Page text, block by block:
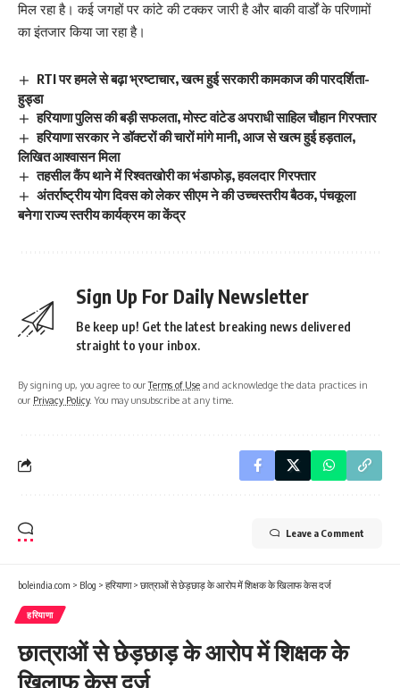
मिल रहा है। कई जगहों पर कांटे की टक्कर जारी है और बाकी वार्डों के परिणामों
का इंतजार किया जा रहा है।
RTI पर हमले से बढ़ा भ्रष्टाचार, खत्म हुई सरकारी कामकाज की पारदर्शिता-
हुड्डा
हरियाणा पुलिस की बड़ी सफलता, मोस्ट वांटेड अपराधी साहिल चौहान गिरफ्तार
हरियाणा सरकार ने डॉक्टरों की चारों मांगे मानी, आज से खत्म हुई हड़ताल,
लिखित आश्वासन मिला
तहसील कैंप थाने में रिश्वतखोरी का भंडाफोड़, हवलदार गिरफ्तार
अंतर्राष्ट्रीय योग दिवस को लेकर सीएम ने की उच्चस्तरीय बैठक, पंचकूला
बनेगा राज्य स्तरीय कार्यक्रम का केंद्र
Sign Up For Daily Newsletter
Be keep up! Get the latest breaking news delivered
straight to your inbox.
By signing up, you agree to ourTerms of Use and acknowledge the data practices in
our Privacy Policy. You may unsubscribe at any time.
Leave a Comment
boleindia.com > Blog > हरियाणा> छात्राओं से छेड़छाड़ के आरोप में शिक्षक के खिलाफ केस दर्ज
हरियाणा
छात्राओं से छेड़छाड़ के आरोप में शिक्षक के
खिलाफ केस दर्ज